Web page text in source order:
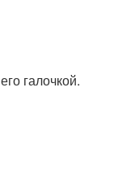
галочкой.